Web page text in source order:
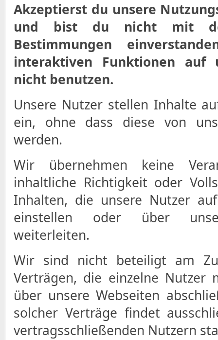
Akzeptierst du unsere
und bist du nicht mit
Bestimmungen
interaktiven Funktionen auf
nicht benutzen.
Unsere Nutzer stellen Inhalte
ein, ohne dass diese von
werden.
Wir übernehmen keine
inhaltliche Richtigkeit oder
Inhalten, die unsere Nutzer
einstellen oder über
weiterleiten.
Wir sind nicht beteiligt am
Verträgen, die einzelne Nutzer
über unsere Webseiten
solcher Verträge findet
vertragsschließenden Nutzern